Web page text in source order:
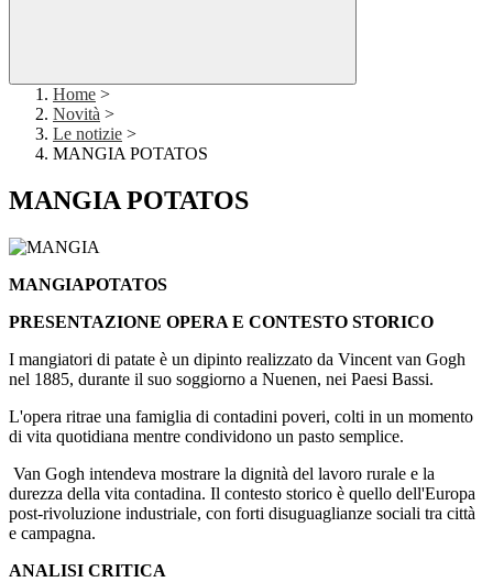
Home >
Novità >
Le notizie >
MANGIA POTATOS
MANGIA POTATOS
MANGIAPOTATOS
PRESENTAZIONE OPERA E CONTESTO STORICO
I mangiatori di patate è un dipinto realizzato da Vincent van Gogh
nel 1885, durante il suo soggiorno a Nuenen, nei Paesi Bassi.
L'opera ritrae una famiglia di contadini poveri, colti in un momento
di vita quotidiana mentre condividono un pasto semplice.
Van Gogh intendeva mostrare la dignità del lavoro rurale e la
durezza della vita contadina. Il contesto storico è quello dell'Europa
post-rivoluzione industriale, con forti disuguaglianze sociali tra città
e campagna.
ANALISI CRITICA